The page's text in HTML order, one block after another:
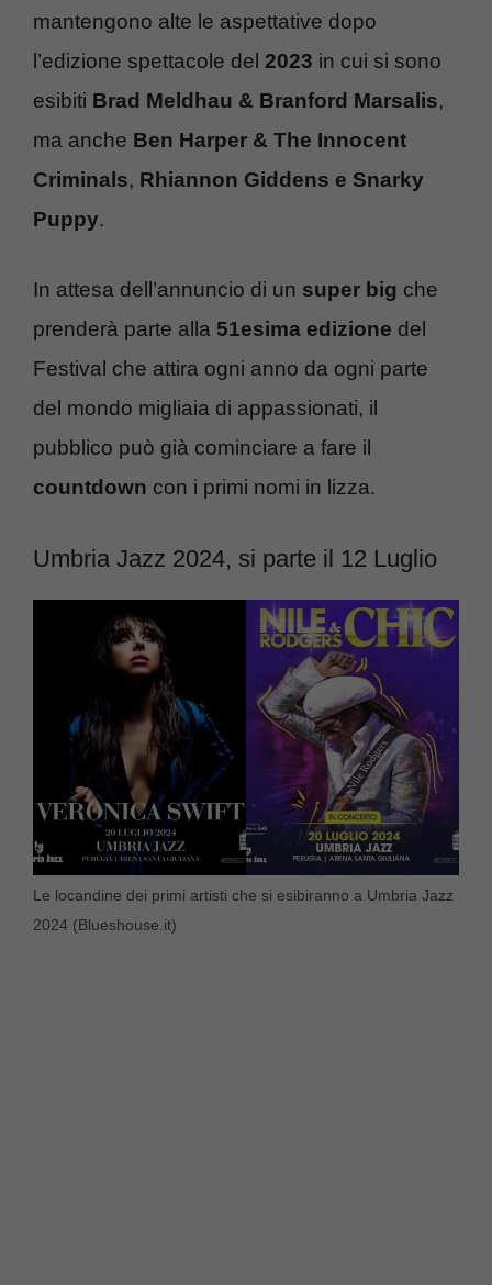
mantengono alte le aspettative dopo
l’edizione spettacole del 2023 in cui si sono
esibiti Brad Meldhau & Branford Marsalis,
ma anche Ben Harper & The Innocent
Criminals, Rhiannon Giddens e Snarky
Puppy.
In attesa dell’annuncio di un super big che
prenderà parte alla 51esima edizione del
Festival che attira ogni anno da ogni parte
del mondo migliaia di appassionati, il
pubblico può già cominciare a fare il
countdown con i primi nomi in lizza.
Umbria Jazz 2024, si parte il 12 Luglio
Le locandine dei primi artisti che si esibiranno a Umbria Jazz
2024 (Blueshouse.it)